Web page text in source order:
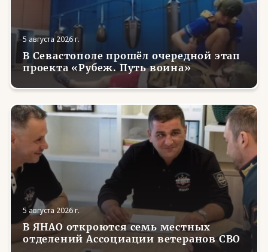
5 августа 2026 г.
В Севастополе прошёл очередной этап
проекта «Рубеж. Путь воина»
5 августа 2026 г.
В ЯНАО откроются семь местных
отделений Ассоциации ветеранов СВО